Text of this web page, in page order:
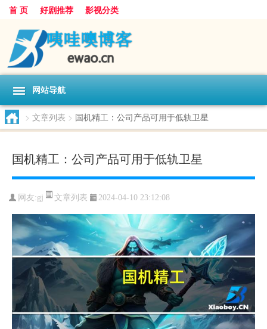
首 页 好剧推荐 影视分类
网站导航
> 文章列表 > 国机精工：公司产品可用于低轨卫星
国机精工：公司产品可用于低轨卫星
网友:gj 文章列表 2024-04-10 23:12:08